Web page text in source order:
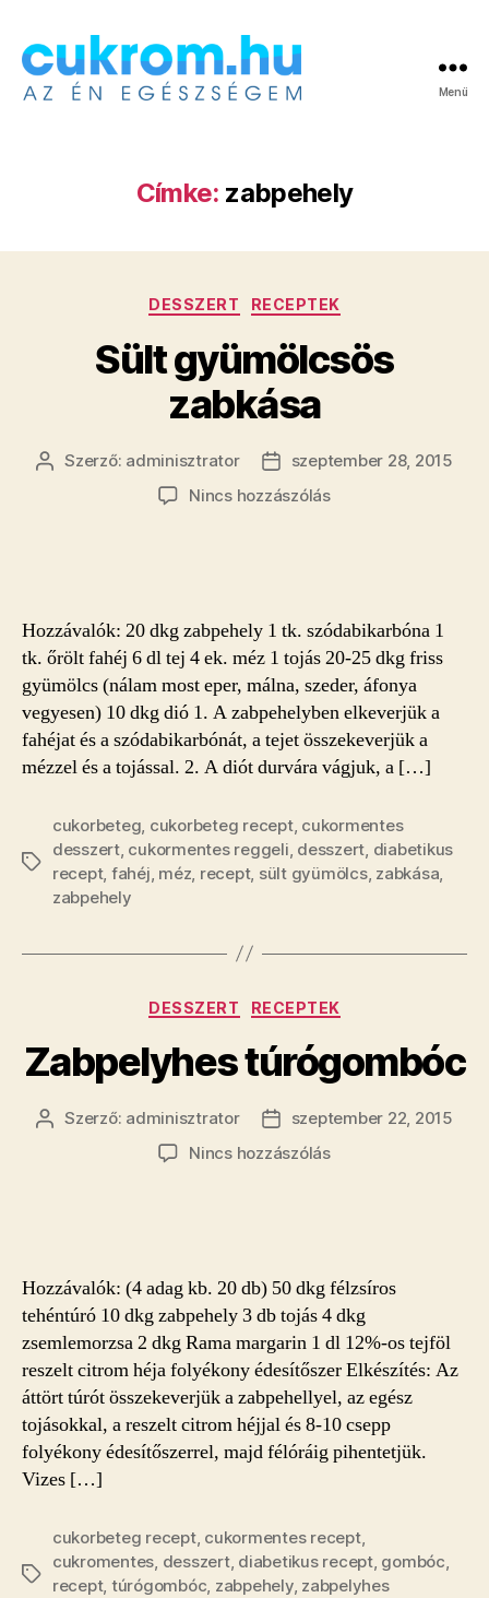
Menü
Címke: zabpehely
Kategóriák
DESSZERT RECEPTEK
Sült gyümölcsös
zabkása
Bejegyzés
Szerző: adminisztrator
Bejegyzés
dátuma
szeptember 28, 2015
Nincs hozzászólása(z)
Hozzávalók: 20 dkg zabpehely 1 tk. szódabikarbóna 1
tk. őrölt fahéj 6 dl tej 4 ek. méz 1 tojás 20-25 dkg friss
gyümölcs (nálam most eper, málna, szeder, áfonya
vegyesen) 10 dkg dió 1. A zabpehelyben elkeverjük a
fahéjat és a szódabikarbónát, a tejet összekeverjük a
mézzel és a tojással. 2. A diót durvára vágjuk, a […]
Címkék
cukorbeteg cukorbeteg recept, cukormentes
desszert, cukormentes reggeli desszert diabetikus
recept, fahéj méz recept, sült gyümölcs, zabkása
zabpehely
Kategóriák
DESSZERT RECEPTEK
Zabpelyhes túrógombóc
Bejegyzés
Szerző: adminisztrator
Bejegyzés
dátuma
szeptember 22, 2015
Nincs hozzászólása(z)
Hozzávalók: (4 adag kb. 20 db) 50 dkg félzsíros
tehéntúró 10 dkg zabpehely 3 db tojás 4 dkg
zsemlemorzsa 2 dkg Rama margarin 1 dl 12%-os tejföl
reszelt citrom héja folyékony édesítőszer Elkészítés: Az
áttört túrót összekeverjük a zabpehellyel, az egész
tojásokkal, a reszelt citrom héjjal és 8-10 csepp
folyékony édesítőszerrel, majd félóráig pihentetjük.
Vizes […]
Címkék
cukorbeteg recept, cukormentes recept,
cukromentes, desszert, diabetikus recept, gombóc,
recept, túrógombóc, zabpehely, zabpelyhes